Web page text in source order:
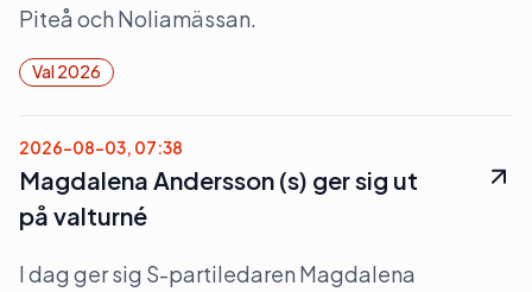
Piteå och Noliamässan.
Val 2026
2026-08-03, 07:38
Magdalena Andersson (s) ger sig ut
på valturné
I dag ger sig S-partiledaren Magdalena